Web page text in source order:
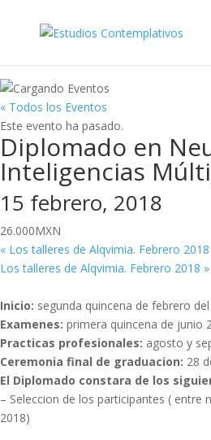
« Todos los Eventos
Este evento ha pasado.
Diplomado en
Inteligencias
15 febrero, 2018
26.000MXN
« Los talleres de Alqvimia. Febrero 2018
Los talleres de Alqvimia. Febrero 2018 »
Inicio: segunda quincena de febrero
Examenes: primera quincena de junio
Practicas profesionales: agosto y
Ceremonia final de graduacion: 28
El Diplomado constara de los
– Seleccion de los participantes ( entre
2018)